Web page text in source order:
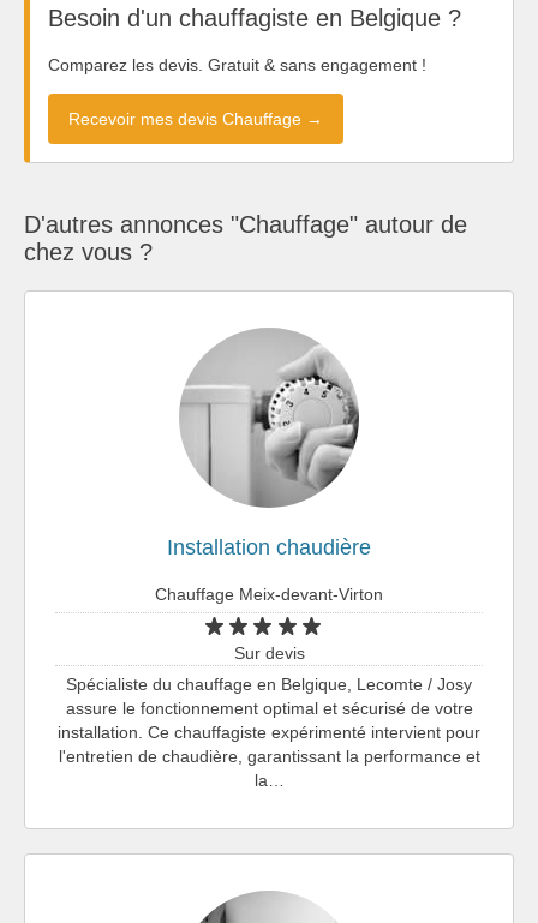
Besoin d'un chauffagiste en Belgique ?
Comparez les devis. Gratuit & sans engagement !
Recevoir mes devis Chauffage →
D'autres annonces "Chauffage" autour de
chez vous ?
Installation chaudière
Chauffage Meix-devant-Virton
Sur devis
Spécialiste du chauffage en Belgique, Lecomte / Josy
assure le fonctionnement optimal et sécurisé de votre
installation. Ce chauffagiste expérimenté intervient pour
l'entretien de chaudière, garantissant la performance et
la…